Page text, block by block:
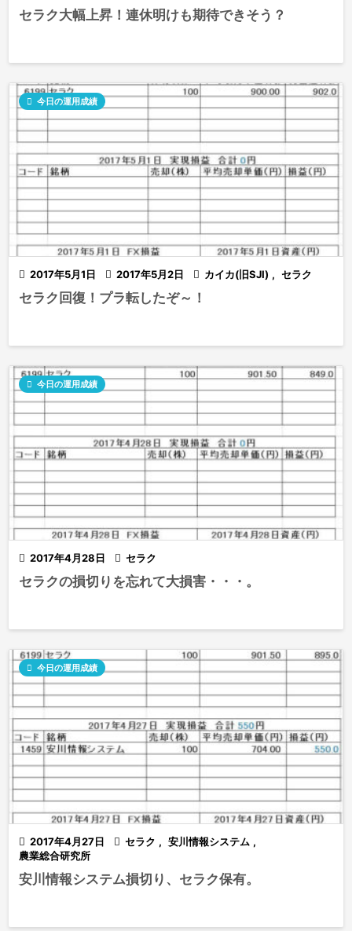
セラク大幅上昇！連休明けも期待できそう？
 2017年5月1日  2017年5月2日
 今日の運用成績
 カイカ(旧SJI) , セラク
セラク回復！プラ転したぞ～！
 2017年4月28日
 今日の運用成績
 セラク
セラクの損切りを忘れて大損害・・・。
 2017年4月27日
 今日の運用成績
 セラク , 安川情報システム ,
農業総合研究所
安川情報システム損切り、セラク保有。